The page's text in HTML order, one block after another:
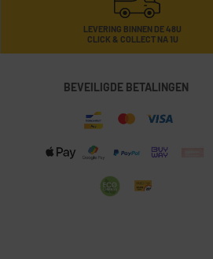
LEVERING BINNEN DE 48U
CLICK & COLLECT NA 1U
BEVEILIGDE BETALINGEN